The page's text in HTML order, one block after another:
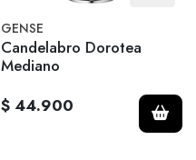
GENSE
Candelabro Dorotea
Mediano
$ 44.900